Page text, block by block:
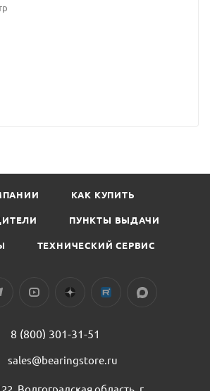
КАК КУПИТЬ
ПУНКТЫ ВЫДАЧИ
ТЕХНИЧЕСКИЙ СЕРВИС
8 (800) 301-31-51
sales@bearingstore.ru